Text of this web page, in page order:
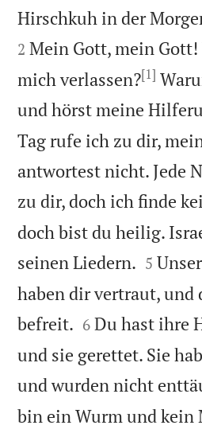
Hirschkuh in der
2 Mein Gott, mein Gott!
mich verlassen?[1]
und hörst meine
Tag rufe ich zu dir,
antwortest nicht. Jede
zu dir, doch ich finde
doch bist du heilig.
seinen Liedern. 

5
haben dir vertraut, und
befreit. 

6 Du hast ihre
und sie gerettet. Sie
und wurden nicht
bin ein Wurm und kein